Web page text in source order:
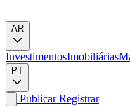
AR
InvestimentosImobiliárias
PT
PublicarRegistrar